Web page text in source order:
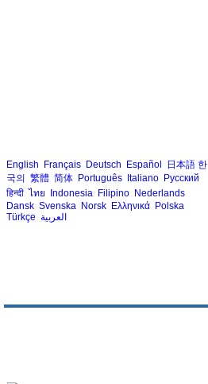
English Français Deutsch Español 日本語 한
국의 繁體 简体 Português Italiano Русский
हिन्दी ไทย Indonesia Filipino Nederlands
Dansk Svenska Norsk Ελληνικά Polska
Türkçe العربية